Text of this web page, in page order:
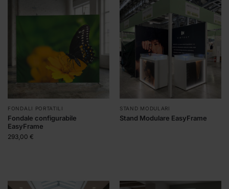
FONDALI PORTATILI
Fondale configurabile
EasyFrame
293,00 €
STAND MODULARI
Stand Modulare EasyFrame